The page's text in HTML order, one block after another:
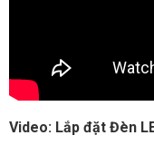
Video: Lắp đặt Đèn